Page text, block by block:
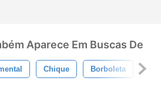
Aparece Em Buscas De
Chique Borboleta